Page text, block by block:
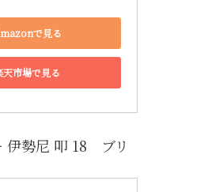
で見る
天市場で見る
伊勢尼 叩 18 ブリ